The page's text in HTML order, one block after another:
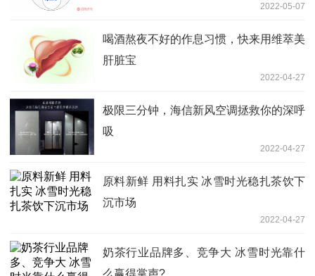
2022-05-07
喝酒熬夜不好的作息习惯，快来用维萃美
肝脏宝
2022-04-27
极限三分钟，海信新风空调拯救你的深呼
吸
2022-04-27
原料新鲜 用料扎实 冰雪时光稳扎茶饮下
沉市场
2022-04-27
奶茶行业品牌多、竞争大 冰雪时光靠什
么赢得掌声?